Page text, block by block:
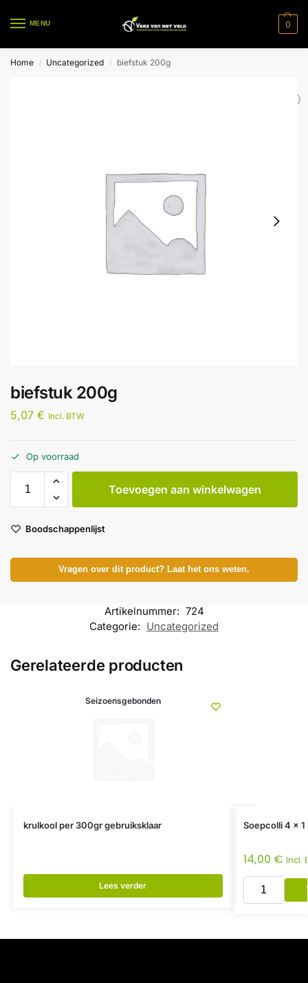
MENU 0
Home / Uncategorized / biefstuk 200g
biefstuk 200g
5,07 € Incl. BTW
Op voorraad
Toevoegen aan winkelwagen
Boodschappenlijst
Vragen over dit product? Laat het ons weten.
Artikelnummer: 724
Categorie: Uncategorized
Gerelateerde producten
Seizoensgebonden
krulkool per 300gr gebruiksklaar
Lees verder
Soepcolli 4 x 1
14,00 € Incl.